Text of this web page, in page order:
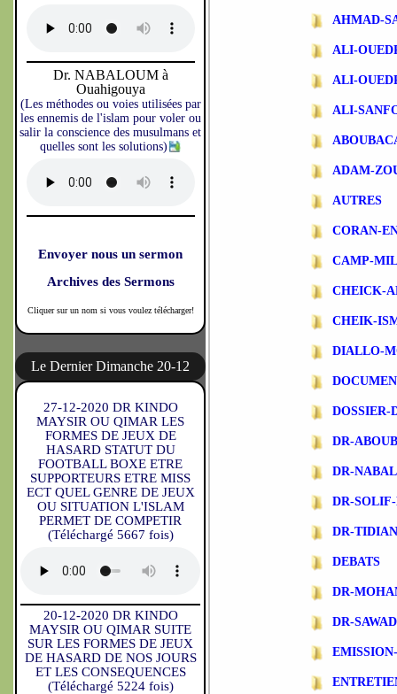
Dr. NABALOUM à
Ouahigouya
(Les méthodes ou voies utilisées par
les ennemis de l'islam pour voler ou
salir la conscience des musulmans et
quelles sont les solutions)
Envoyer nous un sermon
Archives des Sermons
Cliquer sur un nom si vous voulez télécharger!
Le Dernier Dimanche 20-12
27-12-2020 DR KINDO
MAYSIR OU QIMAR LES
FORMES DE JEUX DE
HASARD STATUT DU
FOOTBALL BOXE ETRE
SUPPORTEURS ETRE MISS
ECT QUEL GENRE DE JEUX
OU SITUATION L'ISLAM
PERMET DE COMPETIR
(Téléchargé 5667 fois)
20-12-2020 DR KINDO
MAYSIR OU QIMAR SUITE
SUR LES FORMES DE JEUX
DE HASARD DE NOS JOURS
ET LES CONSEQUENCES
(Téléchargé 5224 fois)
AHMAD-
ALI-
ALI-
ALI-
ADAM-
AUTRES
CORAN-
CAMP-
CHEICK-
CHEIK-
DIALLO-
DOSSIER-
DR-
DR-
DR-
DR-
DEBATS
DR-
DR-